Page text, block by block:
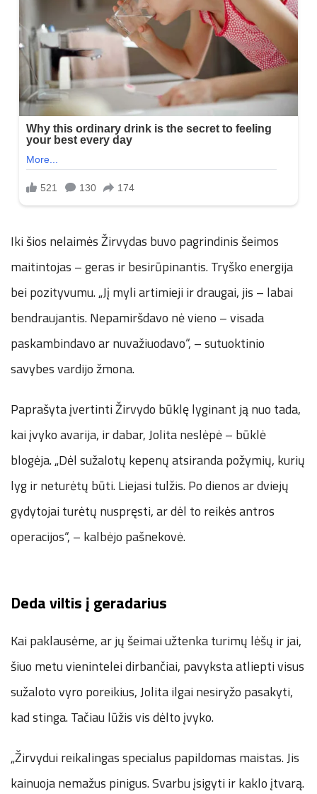
Iki šios nelaimės Žirvydas buvo pagrindinis šeimos
maitintojas – geras ir besirūpinantis. Tryško energija
bei pozityvumu. „Jį myli artimieji ir draugai, jis – labai
bendraujantis. Nepamiršdavo nė vieno – visada
paskambindavo ar nuvažiuodavo“, – sutuoktinio
savybes vardijo žmona.
Paprašyta įvertinti Žirvydo būklę lyginant ją nuo tada,
kai įvyko avarija, ir dabar, Jolita neslėpė – būklė
blogėja. „Dėl sužalotų kepenų atsiranda požymių, kurių
lyg ir neturėtų būti. Liejasi tulžis. Po dienos ar dviejų
gydytojai turėtų nuspręsti, ar dėl to reikės antros
operacijos“, – kalbėjo pašnekovė.
Deda viltis į geradarius
Kai paklausėme, ar jų šeimai užtenka turimų lėšų ir jai,
šiuo metu vienintelei dirbančiai, pavyksta atliepti visus
sužaloto vyro poreikius, Jolita ilgai nesiryžo pasakyti,
kad stinga. Tačiau lūžis vis dėlto įvyko.
„Žirvydui reikalingas specialus papildomas maistas. Jis
kainuoja nemažus pinigus. Svarbu įsigyti ir kaklo įtvarą.